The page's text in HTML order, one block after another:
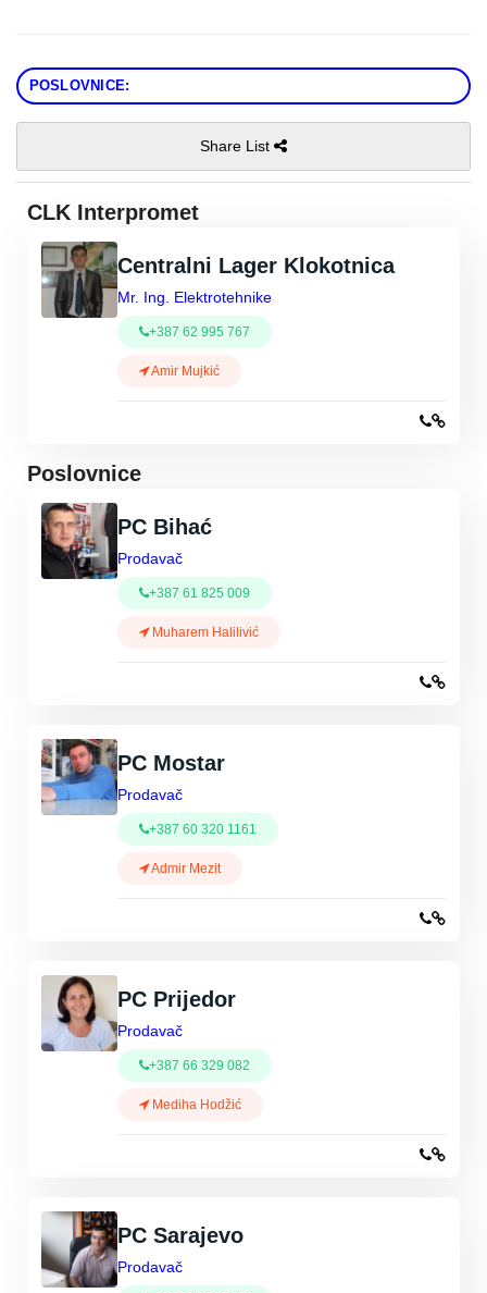
POSLOVNICE:
Share List
CLK Interpromet
Centralni Lager Klokotnica
Mr. Ing. Elektrotehnike
+387 62 995 767
Amir Mujkić
Poslovnice
PC Bihać
Prodavač
+387 61 825 009
Muharem Halilivić
PC Mostar
Prodavač
+387 60 320 1161
Admir Mezit
PC Prijedor
Prodavač
+387 66 329 082
Mediha Hodžić
PC Sarajevo
Prodavač